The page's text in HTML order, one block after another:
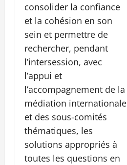
consolider la confiance
et la cohésion en son
sein et permettre de
rechercher, pendant
l’intersession, avec
l’appui et
l’accompagnement de la
médiation internationale
et des sous-comités
thématiques, les
solutions appropriés à
toutes les questions en